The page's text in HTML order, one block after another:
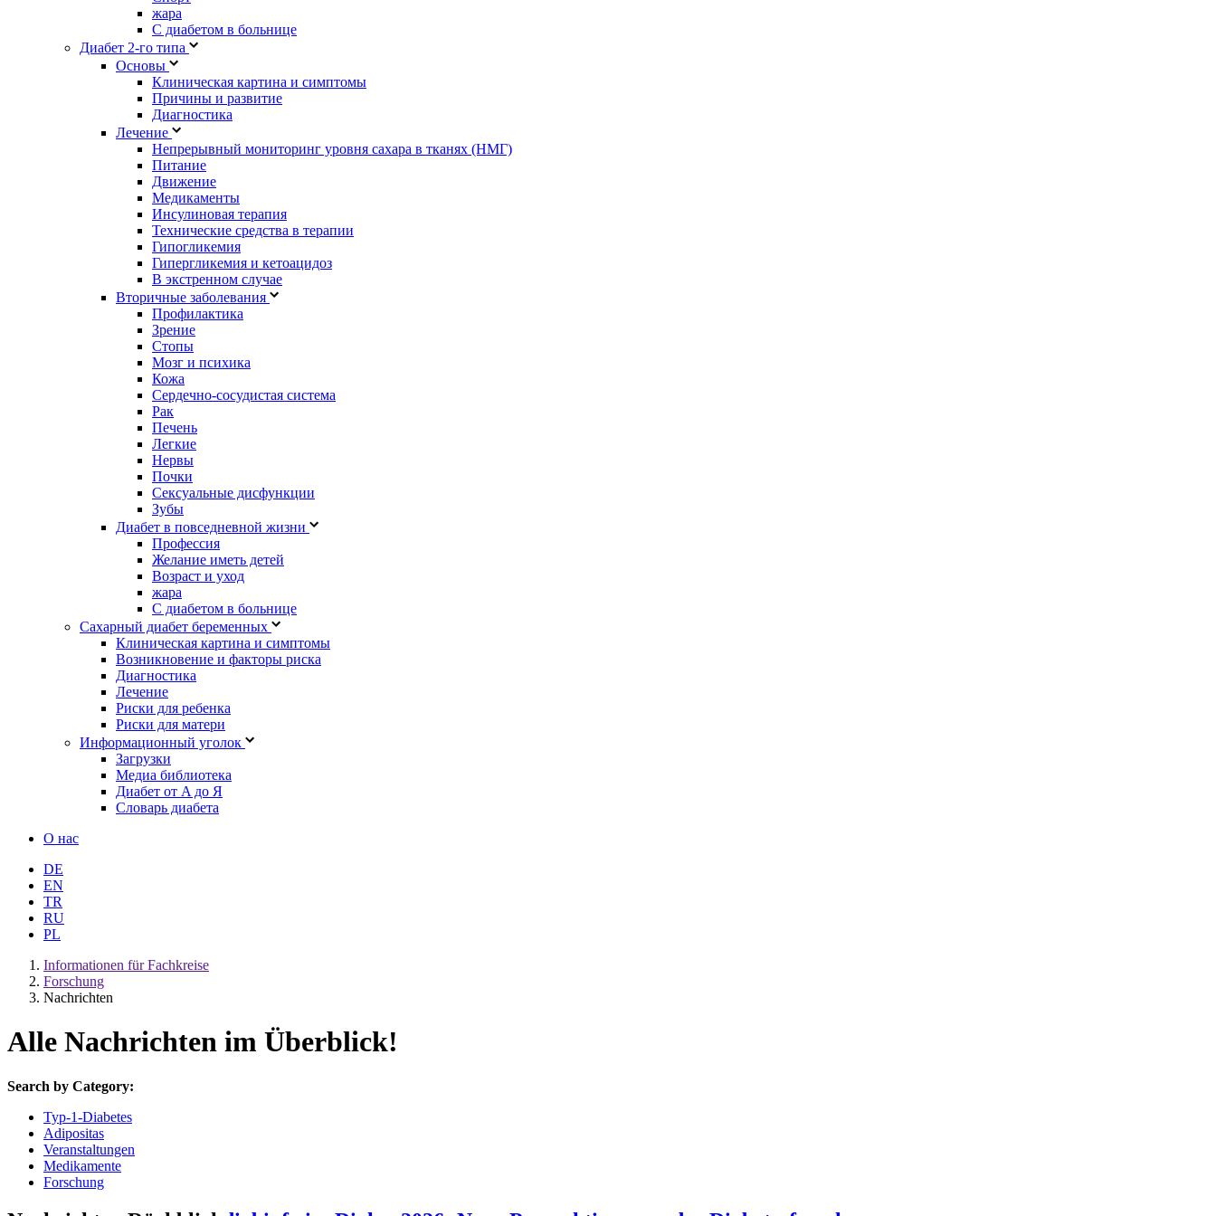
жара
С диабетом в больнице
Диабет 2-го типа
Основы
Клиническая картина и симптомы
Причины и развитие
Диагностика
Лечение
Непрерывный мониторинг уровня сахара в тканях (НМГ)
Питание
Движение
Медикаменты
Инсулиновая терапия
Технические средства в терапии
Гипогликемия
Гипергликемия и кетоацидоз
В экстренном случае
Вторичные заболевания
Профилактика
Зрение
Стопы
Мозг и психика
Кожа
Сердечно-сосудистая система
Рак
Печень
Легкие
Нервы
Почки
Сексуальные дисфункции
Зубы
Диабет в повседневной жизни
Профессия
Желание иметь детей
Возраст и уход
жара
С диабетом в больнице
Сахарный диабет беременных
Клиническая картина и симптомы
Возникновение и факторы риска
Диагностика
Лечение
Риски для ребенка
Риски для матери
Информационный уголок
Загрузки
Медиа библиотека
Диабет от A до Я
Словарь диабета
О нас
DE
EN
TR
RU
PL
Informationen für Fachkreise
Forschung
Nachrichten
Alle Nachrichten im Überblick!
Search by Category:
Typ-1-Diabetes
Adipositas
Veranstaltungen
Medikamente
Forschung